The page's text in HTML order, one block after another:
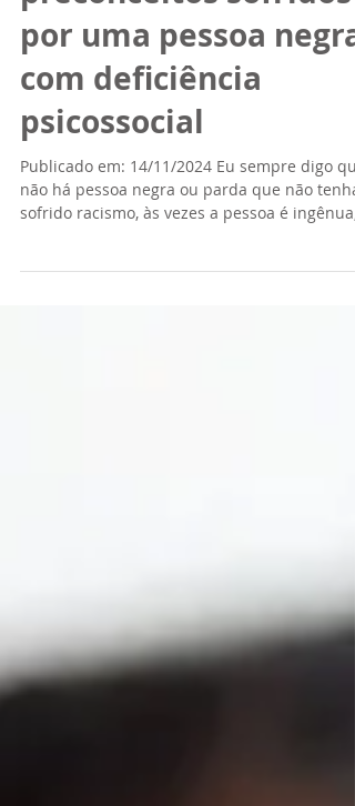
preconceitos sofridos
por uma pessoa negra
com deficiência
psicossocial
Publicado em: 14/11/2024 Eu sempre digo que
sofrido racismo, às vezes a pessoa é